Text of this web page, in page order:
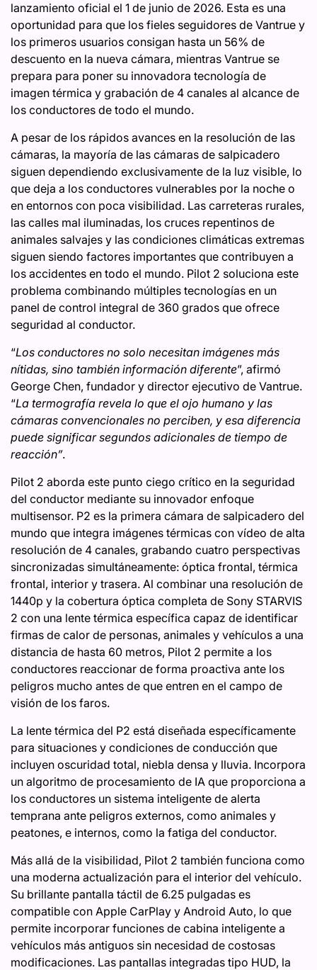
lanzamiento oficial el 1 de junio de 2026. Esta es una
oportunidad para que los fieles seguidores de Vantrue y
los primeros usuarios consigan hasta un 56% de
descuento en la nueva cámara, mientras Vantrue se
prepara para poner su innovadora tecnología de
imagen térmica y grabación de 4 canales al alcance de
los conductores de todo el mundo.
A pesar de los rápidos avances en la resolución de las
cámaras, la mayoría de las cámaras de salpicadero
siguen dependiendo exclusivamente de la luz visible, lo
que deja a los conductores vulnerables por la noche o
en entornos con poca visibilidad. Las carreteras rurales,
las calles mal iluminadas, los cruces repentinos de
animales salvajes y las condiciones climáticas extremas
siguen siendo factores importantes que contribuyen a
los accidentes en todo el mundo. Pilot 2 soluciona este
problema combinando múltiples tecnologías en un
panel de control integral de 360 ​​grados que ofrece
seguridad al conductor.
“Los conductores no solo necesitan imágenes más
nítidas, sino también información diferente”, afirmó
George Chen, fundador y director ejecutivo de Vantrue.
“La termografía revela lo que el ojo humano y las
cámaras convencionales no perciben, y esa diferencia
puede significar segundos adicionales de tiempo de
reacción”.
Pilot 2 aborda este punto ciego crítico en la seguridad
del conductor mediante su innovador enfoque
multisensor. P2 es la primera cámara de salpicadero del
mundo que integra imágenes térmicas con vídeo de alta
resolución de 4 canales, grabando cuatro perspectivas
sincronizadas simultáneamente: óptica frontal, térmica
frontal, interior y trasera. Al combinar una resolución de
1440p y la cobertura óptica completa de Sony STARVIS
2 con una lente térmica específica capaz de identificar
firmas de calor de personas, animales y vehículos a una
distancia de hasta 60 metros, Pilot 2 permite a los
conductores reaccionar de forma proactiva ante los
peligros mucho antes de que entren en el campo de
visión de los faros.
La lente térmica del P2 está diseñada específicamente
para situaciones y condiciones de conducción que
incluyen oscuridad total, niebla densa y lluvia. Incorpora
un algoritmo de procesamiento de IA que proporciona a
los conductores un sistema inteligente de alerta
temprana ante peligros externos, como animales y
peatones, e internos, como la fatiga del conductor.
Más allá de la visibilidad, Pilot 2 también funciona como
una moderna actualización para el interior del vehículo.
Su brillante pantalla táctil de 6.25 pulgadas es
compatible con Apple CarPlay y Android Auto, lo que
permite incorporar funciones de cabina inteligente a
vehículos más antiguos sin necesidad de costosas
modificaciones. Las pantallas integradas tipo HUD, la